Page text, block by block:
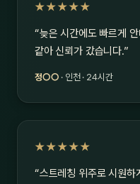
★★★★★
“늦은 시간에도 빠르게
같아 신뢰가 갔습니다.”
정○○ · 인천 · 24시간
★★★★★
“스트레칭 위주로 시원